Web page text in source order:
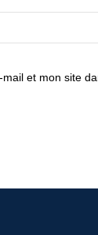
et mon site